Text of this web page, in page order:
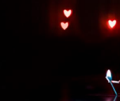
Развитие